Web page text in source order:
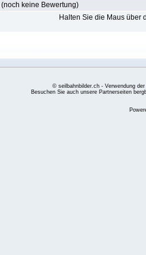
(noch keine Bewertung)
Halten Sie die Maus über
© seilbahnbilder.ch - Verwendung
Besuchen Sie auch unsere Partnerseiten